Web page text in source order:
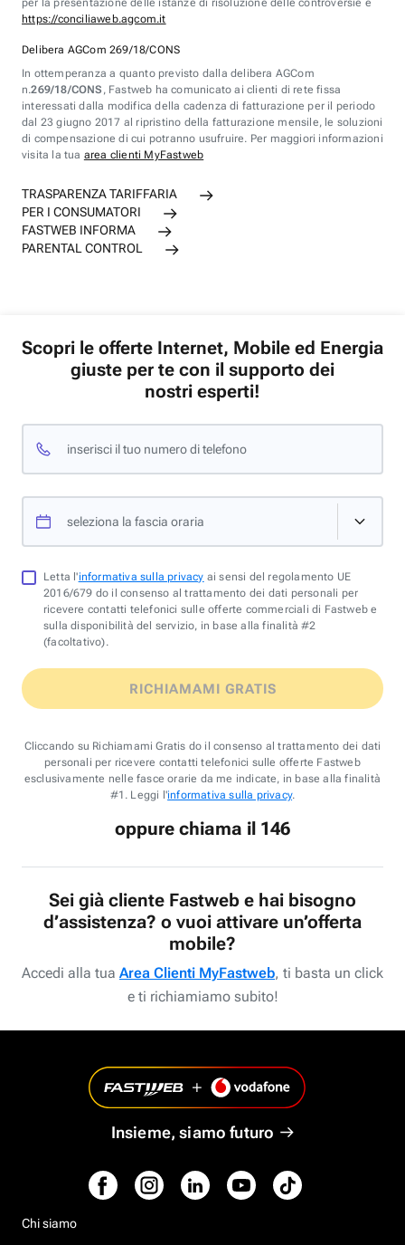
per la presentazione delle istanze di risoluzione delle controversie è
https://conciliaweb.agcom.it
Delibera AGCom 269/18/CONS
In ottemperanza a quanto previsto dalla delibera AGCom
n.269/18/CONS , Fastweb ha comunicato ai clienti di rete fissa
interessati dalla modifica della cadenza di fatturazione per il periodo
dal 23 giugno 2017 al ripristino della fatturazione mensile, le soluzioni
di compensazione di cui potranno usufruire. Per maggiori informazioni
visita la tua area clienti MyFastweb
TRASPARENZA TARIFFARIA
PER I CONSUMATORI
FASTWEB INFORMA
PARENTAL CONTROL
Scopri le offerte Internet, Mobile ed Energia
giuste per te con il supporto dei
nostri esperti!
inserisci il tuo numero di telefono
seleziona la fascia oraria
Letta l'informativa sulla privacy ai sensi del regolamento UE
2016/679 do il consenso al trattamento dei dati personali per
ricevere contatti telefonici sulle offerte commerciali di Fastweb e
sulla disponibilità del servizio, in base alla finalità #2
(facoltativo).
RICHIAMAMI GRATIS
Cliccando su Richiamami Gratis do il consenso al trattamento dei dati
personali per ricevere contatti telefonici sulle offerte Fastweb
esclusivamente nelle fasce orarie da me indicate, in base alla finalità
#1. Leggi l'informativa sulla privacy.
oppure chiama il 146
Sei già cliente Fastweb e hai bisogno
d’assistenza? o vuoi attivare un’offerta
mobile?
Accedi alla tua Area Clienti MyFastweb, ti basta un click
e ti richiamiamo subito!
Insieme, siamo futuro
Chi siamo